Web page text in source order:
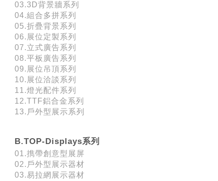
03.3D背景牆系列
04.組合多拼系列
05.折疊背景系列
06.展位定製系列
07.立式廣告系列
08.平板廣告系列
09.展位吊頂系列
10.展位洽談系列
11.燈光配件系列
12.TTF鋁合金系列
13.戶外型展示系列
B.TOP-Displays系列
01.擕帶創意型展屏
02.戶外型展示器材
03.易拉網展示器材